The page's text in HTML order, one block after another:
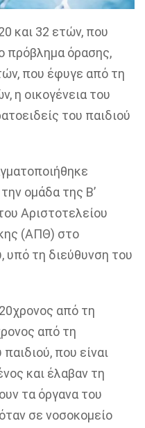
και 32 ετών, που
πρόβλημα όρασης,
που έφυγε από τη
η οικογένεια του
του παιδιού
ομάδα της Β’
Αριστοτελείου
(ΑΠΘ) στο
υπό τη διεύθυνση του
από τη
από τη
που είναι
και έλαβαν τη
τα όργανα του
σε νοσοκομείο